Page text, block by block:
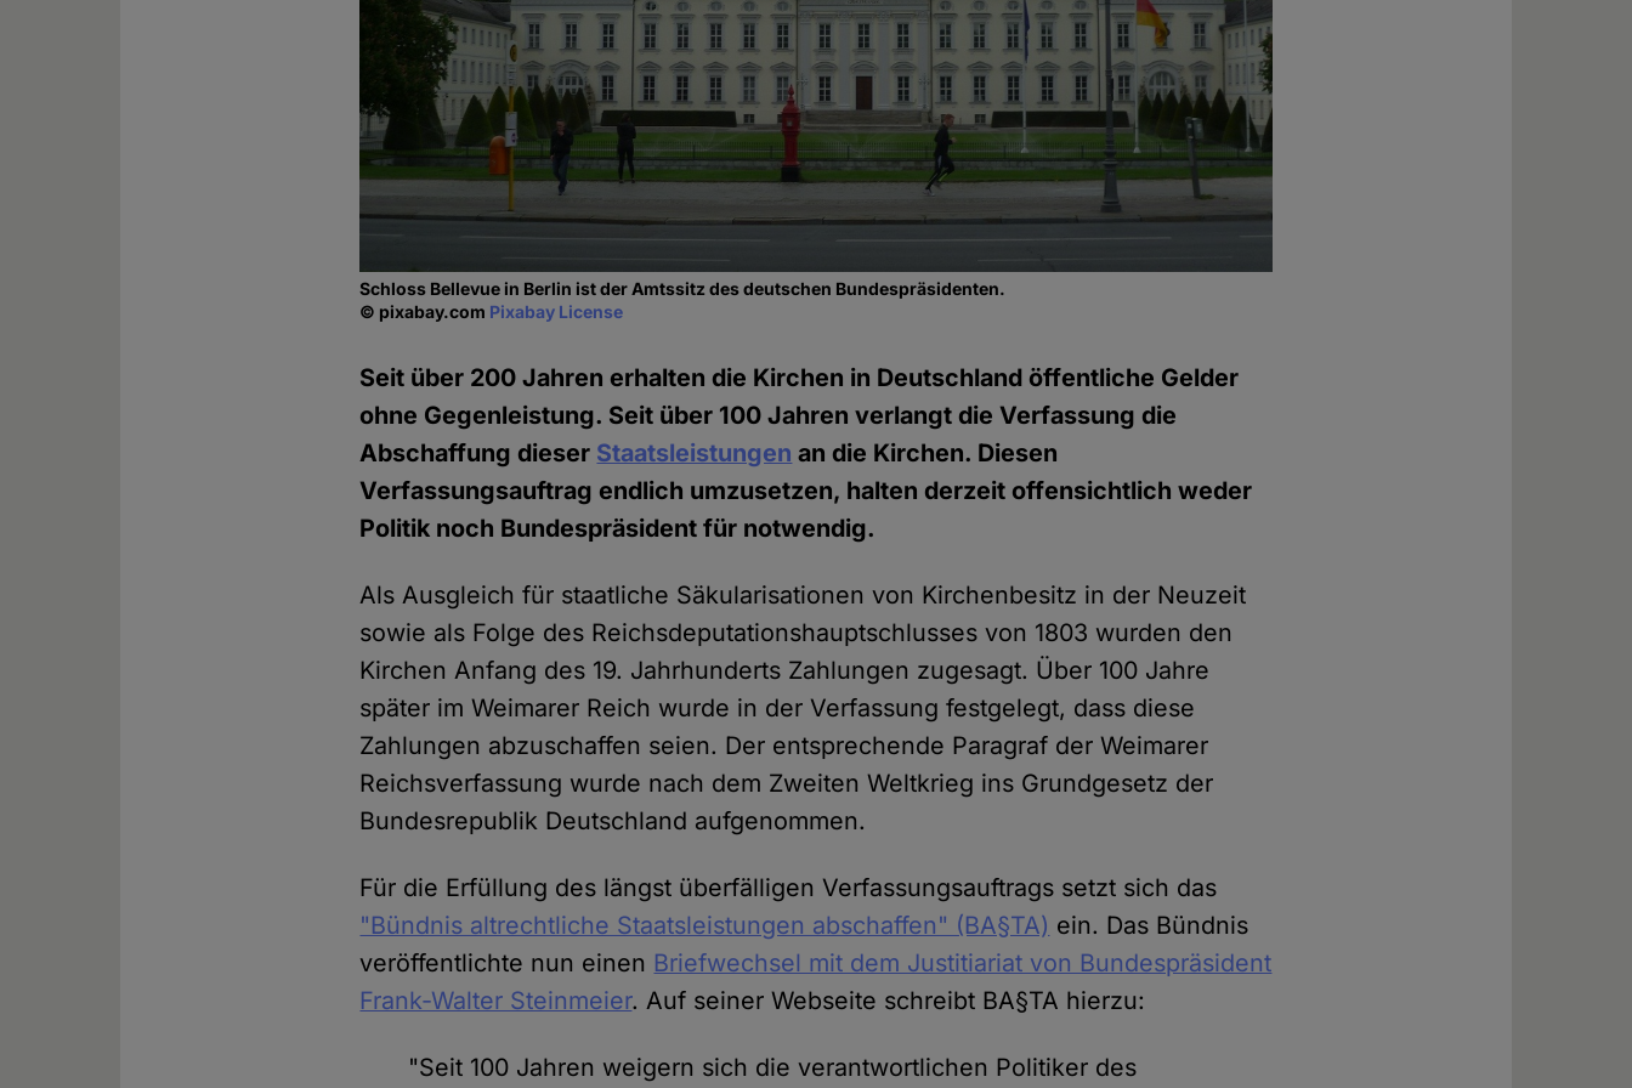
Schloss Bellevue in Berlin ist der Amtssitz des deutschen Bundespräsidenten.
© pixabay.com Pixabay License
Seit über 200 Jahren erhalten die Kirchen in Deutschland öffentliche Gelder
ohne Gegenleistung. Seit über 100 Jahren verlangt die Verfassung die
Abschaffung dieser Staatsleistungen an die Kirchen. Diesen
Verfassungsauftrag endlich umzusetzen, halten derzeit offensichtlich weder
Politik noch Bundespräsident für notwendig.
Als Ausgleich für staatliche Säkularisationen von Kirchenbesitz in der Neuzeit
sowie als Folge des Reichsdeputationshauptschlusses von 1803 wurden den
Kirchen Anfang des 19. Jahrhunderts Zahlungen zugesagt. Über 100 Jahre
später im Weimarer Reich wurde in der Verfassung festgelegt, dass diese
Zahlungen abzuschaffen seien. Der entsprechende Paragraf der Weimarer
Reichsverfassung wurde nach dem Zweiten Weltkrieg ins Grundgesetz der
Bundesrepublik Deutschland aufgenommen.
Für die Erfüllung des längst überfälligen Verfassungsauftrags setzt sich das
"Bündnis altrechtliche Staatsleistungen abschaffen" (BA§TA) ein. Das Bündnis
veröffentlichte nun einen Briefwechsel mit dem Justitiariat von Bundespräsident
Frank-Walter Steinmeier. Auf seiner Webseite schreibt BA§TA hierzu:
"Seit 100 Jahren weigern sich die verantwortlichen Politiker des